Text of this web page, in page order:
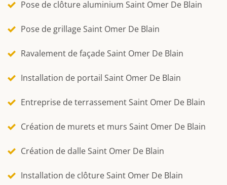
Pose de clôture aluminium Saint Omer De Blain
Pose de grillage Saint Omer De Blain
Ravalement de façade Saint Omer De Blain
Installation de portail Saint Omer De Blain
Entreprise de terrassement Saint Omer De Blain
Création de murets et murs Saint Omer De Blain
Création de dalle Saint Omer De Blain
Installation de clôture Saint Omer De Blain